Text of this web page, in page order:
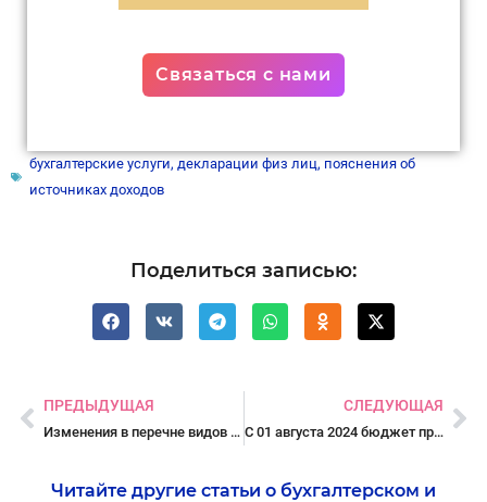
Связаться с нами
бухгалтерские услуги, декларации физ лиц, пояснения об
источниках доходов
Поделиться записью:
ПРЕДЫДУЩАЯ
Изменения в перечне видов деятельности на НПД с 29.05.2024
СЛЕДУЮЩАЯ
С 01 августа 2024 бюджет прожиточного минимума — 433,00 бел.рублей
Читайте другие статьи о бухгалтерском и